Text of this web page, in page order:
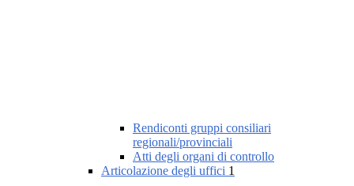
Rendiconti gruppi consiliari
regionali/provinciali
Atti degli organi di controllo
Articolazione degli uffici 1